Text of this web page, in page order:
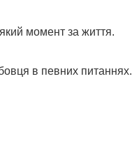
момент за життя.
в певних питаннях.